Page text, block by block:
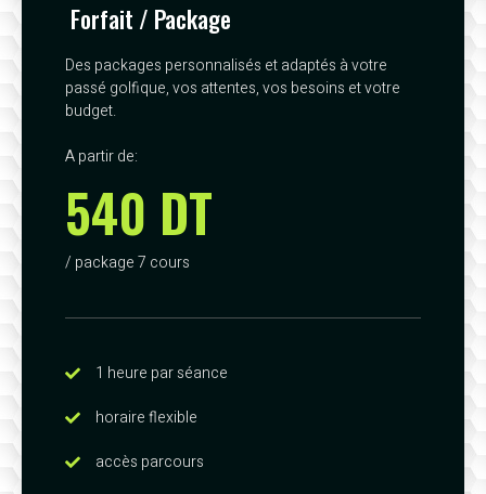
Forfait / Package
Des packages personnalisés et adaptés à votre
passé golfique, vos attentes, vos besoins et votre
budget.
A partir de:
540 DT
/ package 7 cours
1 heure par séance
horaire flexible
accès parcours